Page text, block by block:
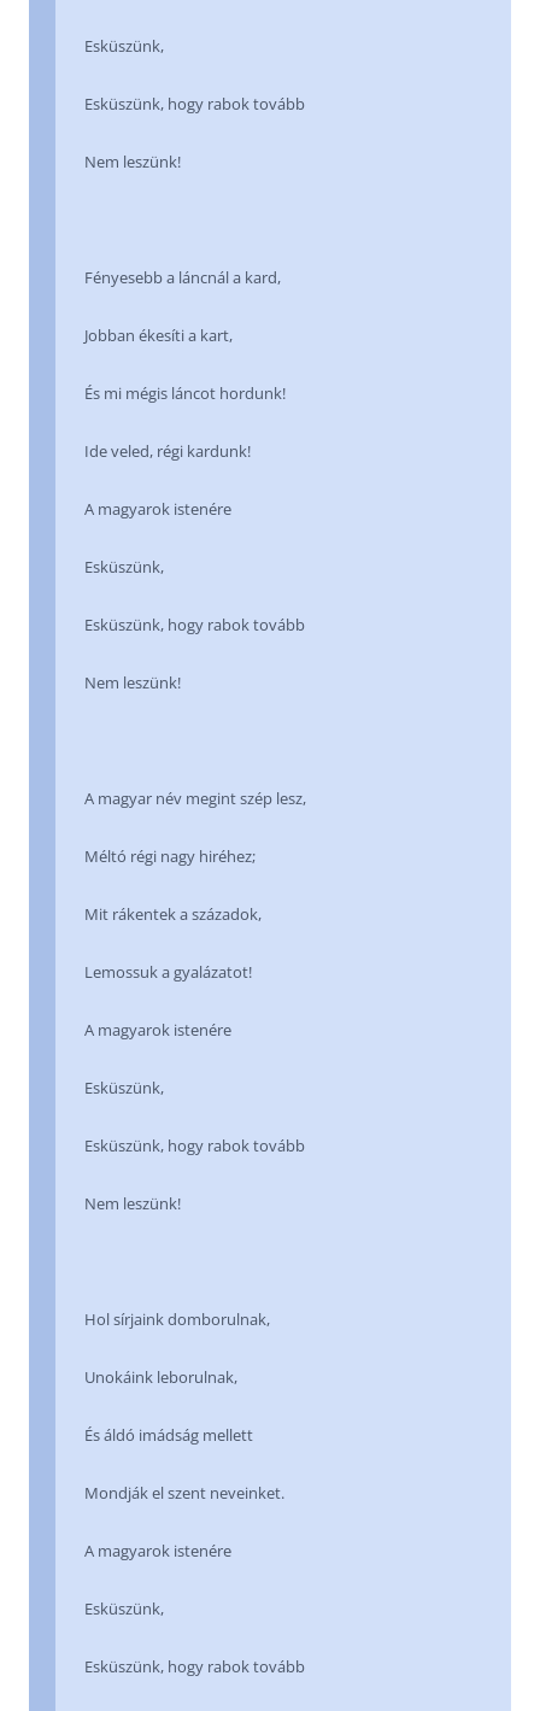
Esküszünk,
Esküszünk, hogy rabok tovább
Nem leszünk!
Fényesebb a láncnál a kard,
Jobban ékesíti a kart,
És mi mégis láncot hordunk!
Ide veled, régi kardunk!
A magyarok istenére
Esküszünk,
Esküszünk, hogy rabok tovább
Nem leszünk!
A magyar név megint szép lesz,
Méltó régi nagy hiréhez;
Mit rákentek a századok,
Lemossuk a gyalázatot!
A magyarok istenére
Esküszünk,
Esküszünk, hogy rabok tovább
Nem leszünk!
Hol sírjaink domborulnak,
Unokáink leborulnak,
És áldó imádság mellett
Mondják el szent neveinket.
A magyarok istenére
Esküszünk,
Esküszünk, hogy rabok tovább